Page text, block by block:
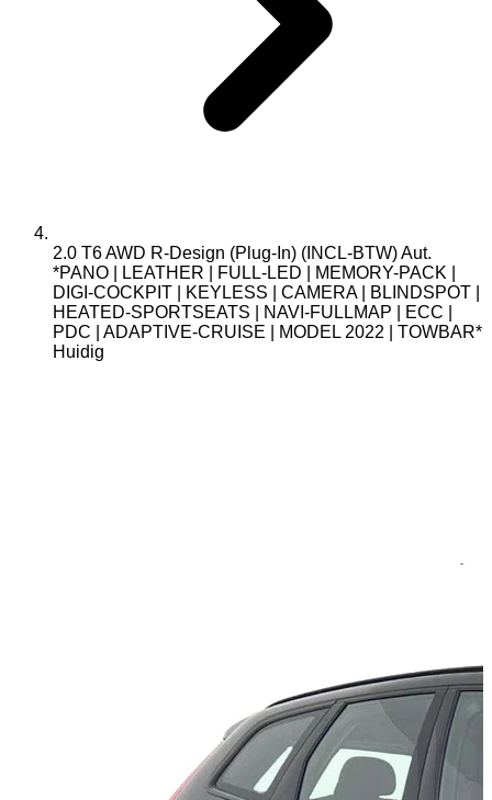
2.0 T6 AWD R-Design (Plug-In) (INCL-BTW) Aut.
*PANO | LEATHER | FULL-LED | MEMORY-PACK |
DIGI-COCKPIT | KEYLESS | CAMERA | BLINDSPOT |
HEATED-SPORTSEATS | NAVI-FULLMAP | ECC |
PDC | ADAPTIVE-CRUISE | MODEL 2022 | TOWBAR*
Huidig